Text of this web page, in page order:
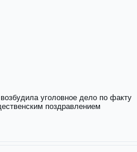
уголовное дело по факту
поздравлением